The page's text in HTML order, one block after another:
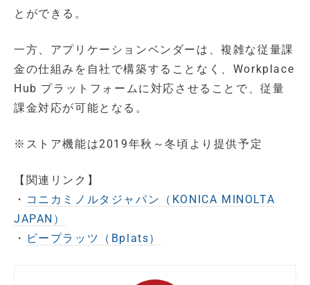
とができる。
一方、アプリケーションベンダーは、複雑な従量課
金の仕組みを自社で構築することなく、Workplace
Hub プラットフォームに対応させることで、従量
課金対応が可能となる。
※ストア機能は2019年秋～冬頃より提供予定
【関連リンク】
・ コニカミノルタジャパン（KONICA MINOLTA
JAPAN）
・ ビープラッツ（Bplats）